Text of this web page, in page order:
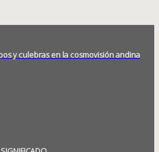
y culebras en la cosmovisión andina